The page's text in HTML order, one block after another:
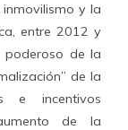
inmovilismo y la
entre 2012 y
de la
de la
e incentivos
de la